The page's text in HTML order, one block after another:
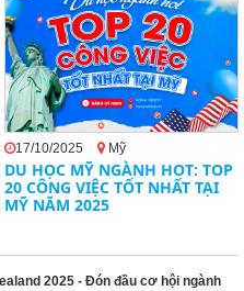
17/10/2025 Mỹ
DU HỌC MỸ NGÀNH HOT: TOP
20 CÔNG VIỆC TỐT NHẤT TẠI
MỸ NĂM 2025
2025 - Đón đầu cơ hội ngành